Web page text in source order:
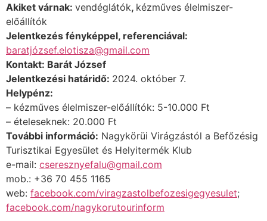
Akiket várnak: vendéglátók, kézműves élelmiszer-
előállítók
Jelentkezés fényképpel, referenciával:
baratjózsef.elotisza@gmail.com
Kontakt: Barát József
Jelentkezési határidő: 2024. október 7.
Helypénz:
– kézműves élelmiszer-előállítók: 5-10.000 Ft
– ételeseknek: 20.000 Ft
További információ: Nagykörüi Virágzástól a Befőzésig
Turisztikai Egyesület és Helyitermék Klub
e-mail: cseresznyefalu@gmail.com
mob.: +36 70 455 1165
web: facebook.com/viragzastolbefozesigegyesulet;
facebook.com/nagykorutourinform